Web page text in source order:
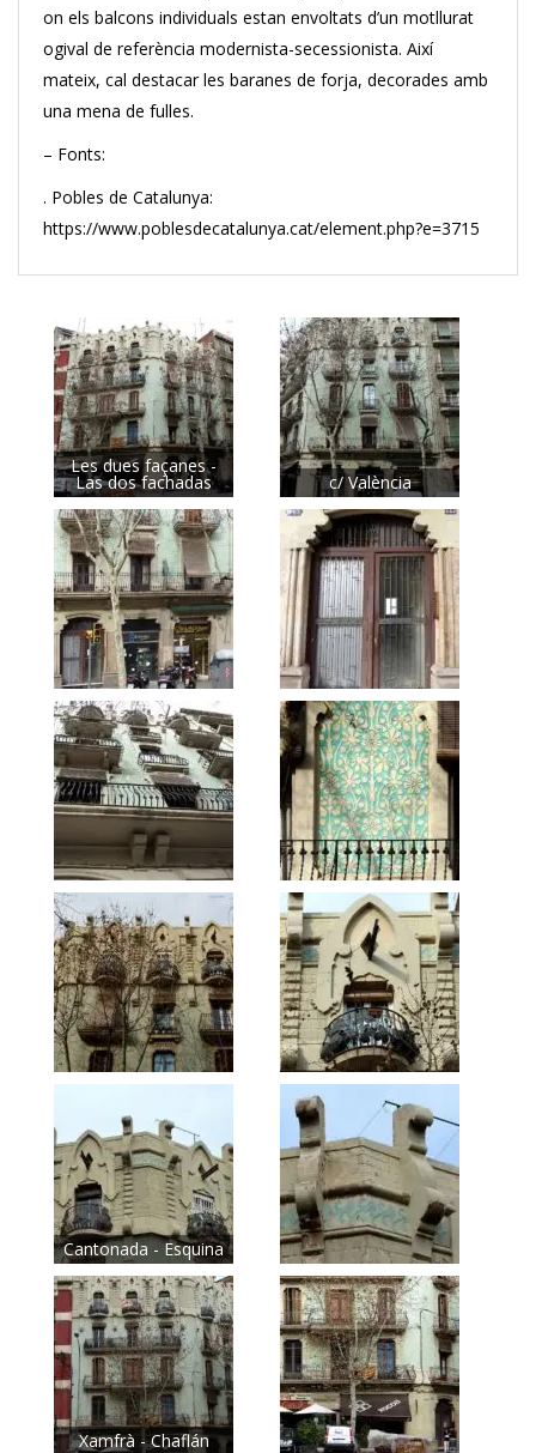
on els balcons individuals estan envoltats d’un motllurat
ogival de referència modernista-secessionista. Així
mateix, cal destacar les baranes de forja, decorades amb
una mena de fulles.
– Fonts:
. Pobles de Catalunya:
https://www.poblesdecatalunya.cat/element.php?e=3715
Les dues façanes -
Las dos fachadas c/ València
Cantonada - Esquina
Xamfrà - Chaflán